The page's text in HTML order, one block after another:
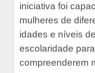
iniciativa foi
mulheres de
idades e níveis de
escolaridade para
compreenderem